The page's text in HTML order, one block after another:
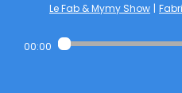
Le Fab & Mymy Show |
00:00